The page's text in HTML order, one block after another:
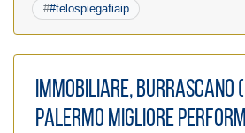
##telospiegafiaip
Immobiliare, Burrascano
Palermo migliore